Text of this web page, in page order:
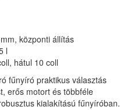
központi állítás
l
hátul 10 coll
fűnyíró praktikus választás
erős motort és többféle
kialakítású fűnyíróban.